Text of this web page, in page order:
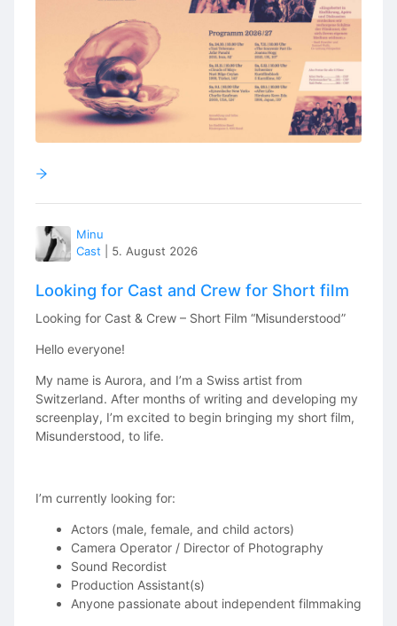
Minu
Cast
5. August 2026
Looking for Cast and Crew for Short film
Looking for Cast & Crew – Short Film “Misunderstood”
Hello everyone!
My name is Aurora, and I’m a Swiss artist from
Switzerland. After months of writing and developing my
screenplay, I’m excited to begin bringing my short film,
Misunderstood, to life.
I’m currently looking for:
Actors (male, female, and child actors)
Camera Operator / Director of Photography
Sound Recordist
Production Assistant(s)
Anyone passionate about independent filmmaking